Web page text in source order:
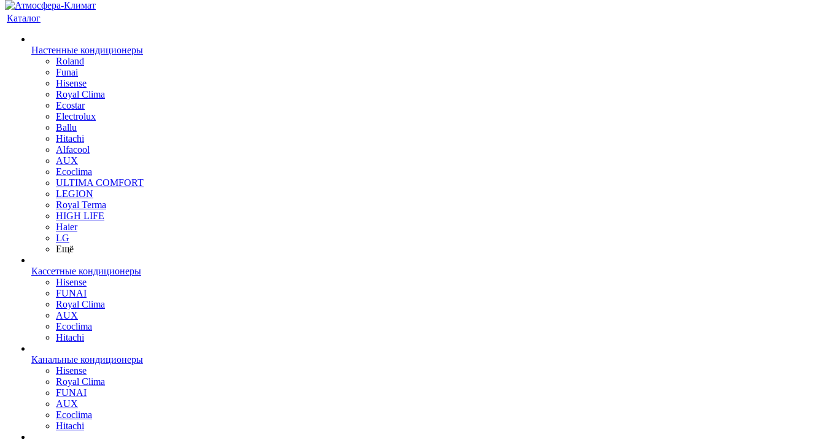
Каталог
Настенные кондиционеры
Roland
Funai
Hisense
Royal Clima
Ecostar
Electrolux
Ballu
Hitachi
Alfacool
AUX
Ecoclima
ULTIMA COMFORT
LEGION
Royal Terma
HIGH LIFE
Haier
LG
Ещё
Кассетные кондиционеры
Hisense
FUNAI
Royal Clima
AUX
Ecoclima
Hitachi
Канальные кондиционеры
Hisense
Royal Clima
FUNAI
AUX
Ecoclima
Hitachi